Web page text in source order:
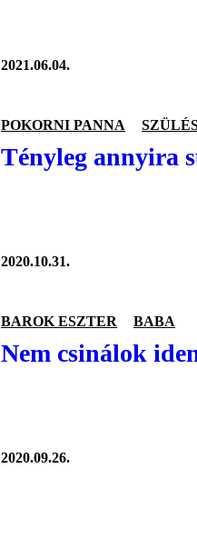
2021.06.04.
POKORNI PANNA
Tényleg annyira
2020.10.31.
BAROK ESZTER BABA
Nem csinálok
2020.09.26.